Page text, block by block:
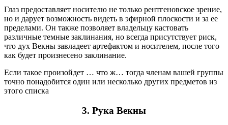
Глаз предоставляет носителю не только рентгеновское зрение,
но и дарует возможность видеть в эфирной плоскости и за ее
пределами. Он также позволяет владельцу кастовать
различные темные заклинания, но всегда присутствует риск,
что дух Векны завладеет артефактом и носителем, после того
как будет произнесено заклинание.
Если такое произойдет … что ж… тогда членам вашей группы
точно понадобится один или несколько других предметов из
этого списка
3. Рука Векны